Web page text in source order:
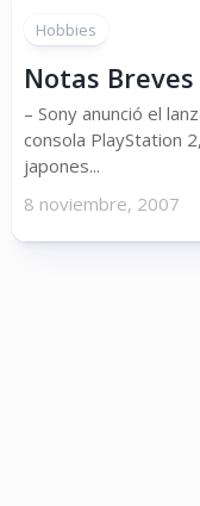
Hobbies
Notas Breves
– Sony anunció el
consola PlayStation
japones...
8 noviembre, 2007